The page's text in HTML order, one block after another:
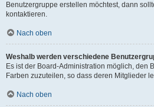
Benutzergruppe erstellen möchtest, dann
kontaktieren.
Nach oben
Weshalb werden verschiedene
Es ist der Board-Administration möglich, den
Farben zuzuteilen, so dass deren Mitglieder
Nach oben